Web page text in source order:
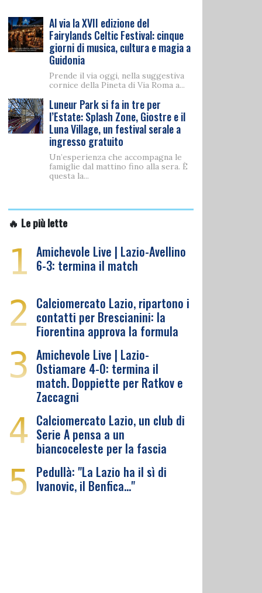
Al via la XVII edizione del
Fairylands Celtic Festival: cinque
giorni di musica, cultura e magia a
Guidonia
Prende il via oggi, nella suggestiva
cornice della Pineta di Via Roma a...
Luneur Park si fa in tre per
l’Estate: Splash Zone, Giostre e il
Luna Village, un festival serale a
ingresso gratuito
Un’esperienza che accompagna le
famiglie dal mattino fino alla sera. È
questa la...
🔥 Le più lette
1 Amichevole Live | Lazio-Avellino
6-3: termina il match
2 Calciomercato Lazio, ripartono i
contatti per Brescianini: la
Fiorentina approva la formula
3 Amichevole Live | Lazio-
Ostiamare 4-0: termina il
match. Doppiette per Ratkov e
Zaccagni
4 Calciomercato Lazio, un club di
Serie A pensa a un
biancoceleste per la fascia
5 Pedullà: "La Lazio ha il sì di
Ivanovic, il Benfica…"